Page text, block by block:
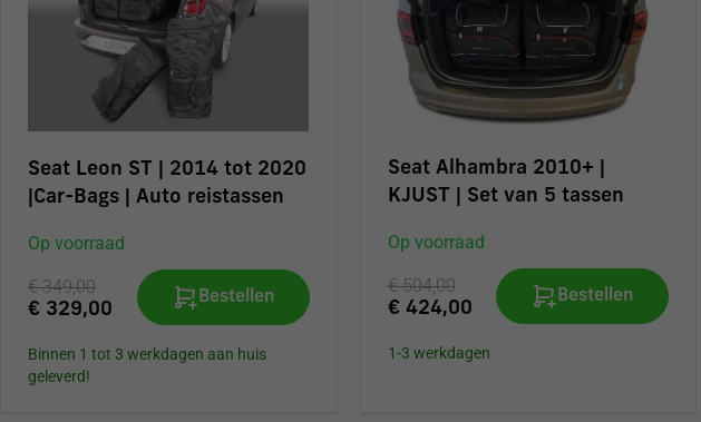
Seat Leon ST | 2014 tot 2020
|Car-Bags | Auto reistassen
Op voorraad
€ 349,00
€ 329,00
Bestellen
Binnen 1 tot 3 werkdagen aan huis
geleverd!
Seat Alhambra 2010+ |
KJUST | Set van 5 tassen
Op voorraad
€ 504,00
€ 424,00
Bestellen
1-3 werkdagen